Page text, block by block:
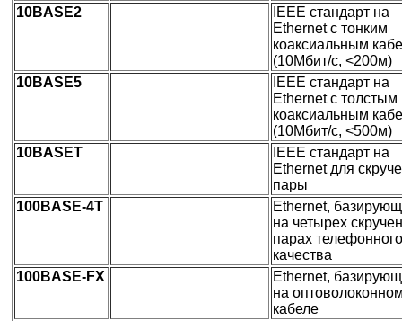
10BASE2
IEEE стандарт на
Ethernet с тонким
коаксиальным
(10Мбит/с, <200м)
10BASE5
IEEE стандарт на
Ethernet с толстым
коаксиальным
(10Мбит/с, <500м)
10BASET
IEEE стандарт на
Ethernet для
пары
100BASE-4T
Ethernet,
на четырех
парах телефонного
качества
100BASE-FX
Ethernet,
на
кабеле